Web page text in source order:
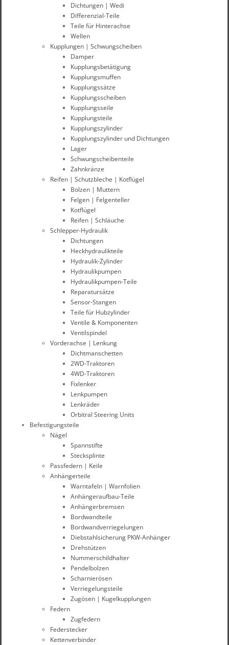
Dichtungen | Wedi
Differenzial-Teile
Teile für Hinterachse
Wellen
Kupplungen | Schwungscheiben
Damper
Kupplungsbetätigung
Kupplungsmuffen
Kupplungssätze
Kupplungsscheiben
Kupplungsseile
Kupplungsteile
Kupplungszylinder
Kupplungszylinder und Dichtungen
Lager
Schwungscheibenteile
Zahnkränze
Reifen | Schutzbleche | Kotflügel
Bolzen | Muttern
Felgen | Felgenteller
Kotflügel
Reifen | Schläuche
Schlepper-Hydraulik
Dichtungen
Heckhydraulikteile
Hydraulik-Zylinder
Hydraulikpumpen
Hydraulikpumpen-Teile
Reparatursätze
Sensor-Stangen
Teile für Hubzylinder
Ventile & Komponenten
Ventilspindel
Vorderachse | Lenkung
Dichtmanschetten
2WD-Traktoren
4WD-Traktoren
Fixlenker
Lenkpumpen
Lenkräder
Orbitral Steering Units
Befestigungsteile
Nägel
Spannstifte
Stecksplinte
Passfedern | Keile
Anhängerteile
Warntafeln | Warnfolien
Anhängeraufbau-Teile
Anhängerbremsen
Bordwandteile
Bordwandverriegelungen
Diebstahlsicherung PKW-Anhänger
Drehstützen
Nummerschildhalter
Pendelbolzen
Scharnierösen
Verriegelungsteile
Zugösen | Kugelkupplungen
Federn
Zugfedern
Federstecker
Kettenverbinder